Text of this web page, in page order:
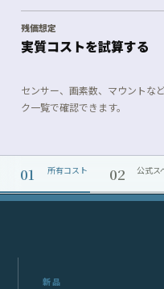
残価想定
実質コストを試算する
センサー、画素数、マウントな
ク一覧で確認できます。
01 所有コスト 02 公式ス
新品